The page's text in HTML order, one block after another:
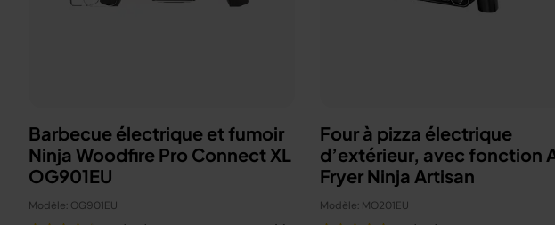
Barbecue électrique et fumoir
Ninja Woodfire Pro Connect XL
OG901EU
Modèle: OG901EU
Four à pizza électrique
d’extérieur, avec fonction
Fryer Ninja Artisan
Modèle: MO201EU